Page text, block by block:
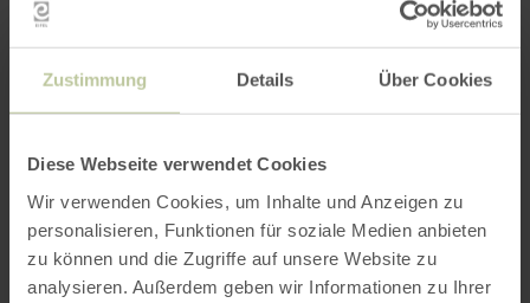
Zustimmung Details Über Cookies
Diese Webseite verwendet Cookies
Wir verwenden Cookies, um Inhalte und Anzeigen zu
personalisieren, Funktionen für soziale Medien anbieten
zu können und die Zugriffe auf unsere Website zu
analysieren. Außerdem geben wir Informationen zu Ihrer
ROUTE PLANEN